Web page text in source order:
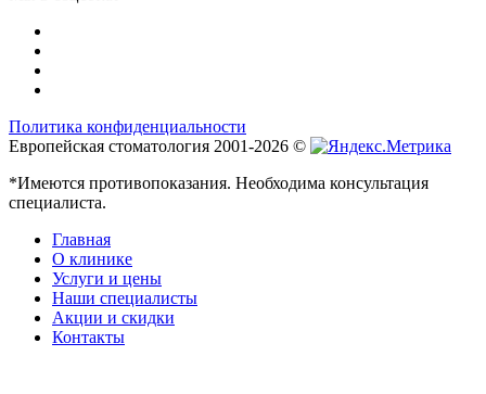
Политика конфиденциальности
Европейская стоматология 2001-2026 ©
*Имеются противопоказания. Необходима консультация
специалиста.
Главная
О клинике
Услуги и цены
Наши специалисты
Акции и скидки
Контакты